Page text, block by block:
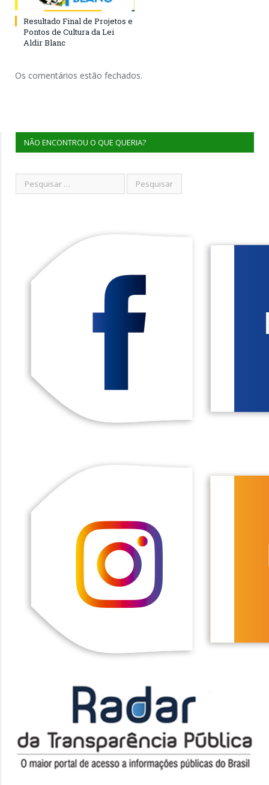
Resultado Final de Projetos e
Pontos de Cultura da Lei
Aldir Blanc
Os comentários estão fechados.
NÃO ENCONTROU O QUE QUERIA?